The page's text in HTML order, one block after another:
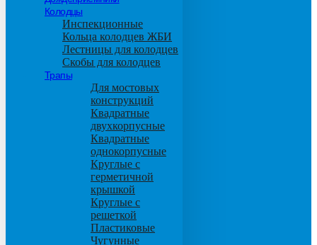
Колодцы
Инспекционные
Кольца колодцев ЖБИ
Лестницы для колодцев
Скобы для колодцев
Трапы
Для мостовых
конструкций
Квадратные
двухкорпусные
Квадратные
однокорпусные
Круглые с
герметичной
крышкой
Круглые с
решеткой
Пластиковые
Чугунные